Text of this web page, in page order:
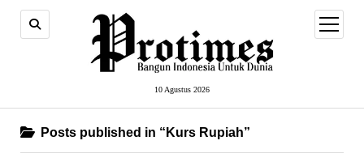
10 Agustus 2026
open
menu
Posts published in “Kurs Rupiah”